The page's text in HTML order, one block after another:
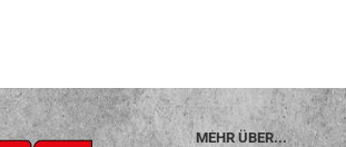
MEHR ÜBER...